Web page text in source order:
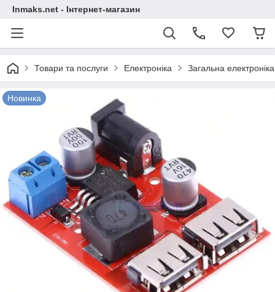
Inmaks.net - Інтернет-магазин
Товари та послуги Електроніка Загальна електроніка
Новинка